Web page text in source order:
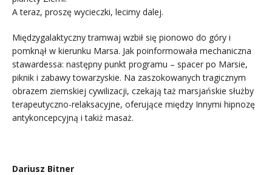
A teraz, proszę wycieczki, lecimy dalej.
Międzygalaktyczny tramwaj wzbił się pionowo do góry i
pomknął w kierunku Marsa. Jak poinformowała mechaniczna
stawardessa: następny punkt programu – spacer po Marsie,
piknik i zabawy towarzyskie. Na zaszokowanych tragicznym
obrazem ziemskiej cywilizacji, czekają taż marsjańskie służby
terapeutyczno-relaksacyjne, oferujące między Innymi hipnozę
antykoncepcyjną i takiż masaż.
Dariusz Bitner